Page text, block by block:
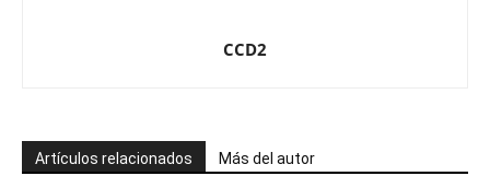
CCD2
Artículos relacionados Más del autor